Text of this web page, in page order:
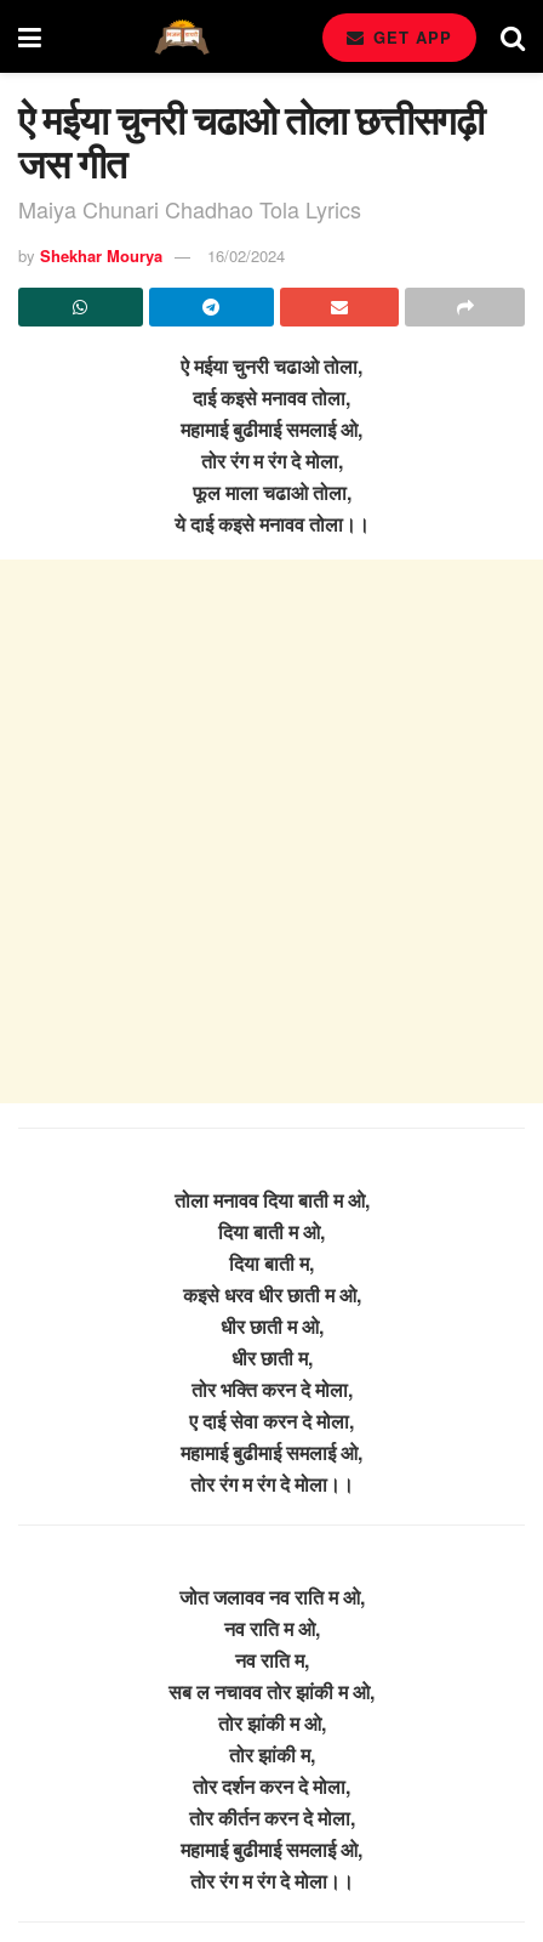
GET APP
ऐ मईया चुनरी चढाओ तोला छत्तीसगढ़ी
जस गीत
Maiya Chunari Chadhao Tola Lyrics
by Shekhar Mourya 16/02/2024
ऐ मईया चुनरी चढाओ तोला,
दाई कइसे मनावव तोला,
महामाई बुढीमाई समलाई ओ,
तोर रंग म रंग दे मोला,
फूल माला चढाओ तोला,
ये दाई कइसे मनावव तोला।।
तोला मनावव दिया बाती म ओ,
दिया बाती म ओ,
दिया बाती म,
कइसे धरव धीर छाती म ओ,
धीर छाती म ओ,
धीर छाती म,
तोर भक्ति करन दे मोला,
ए दाई सेवा करन दे मोला,
महामाई बुढीमाई समलाई ओ,
तोर रंग म रंग दे मोला।।
जोत जलावव नव राति म ओ,
नव राति म ओ,
नव राति म,
सब ल नचावव तोर झांकी म ओ,
तोर झांकी म ओ,
तोर झांकी म,
तोर दर्शन करन दे मोला,
तोर कीर्तन करन दे मोला,
महामाई बुढीमाई समलाई ओ,
तोर रंग म रंग दे मोला।।